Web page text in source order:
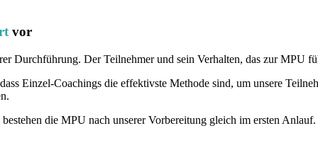
vor
Durchführung. Der Teilnehmer und sein Verhalten, das zur MPU
Einzel-Coachings die effektivste Methode sind, um unsere
die MPU nach unserer Vorbereitung gleich im ersten Anlauf.